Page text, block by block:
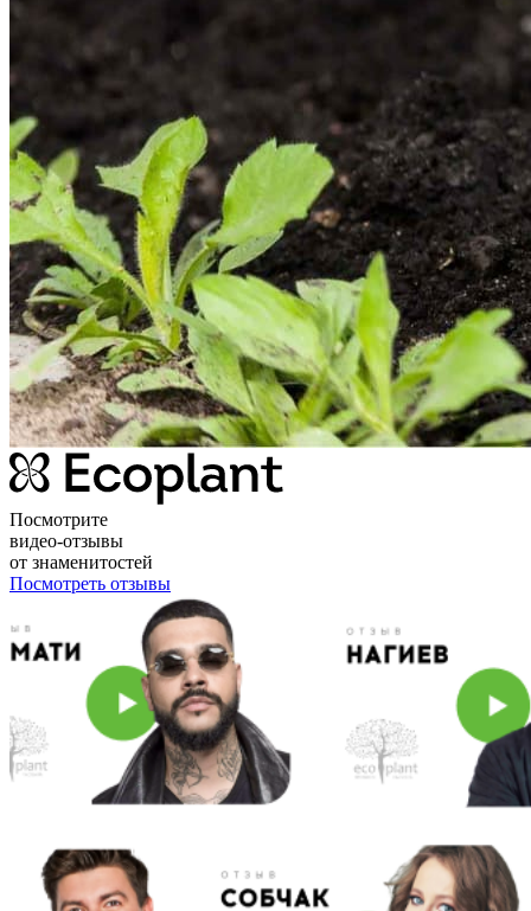
Посмотрите
видео-отзывы
от знаменитостей
Посмотреть отзывы